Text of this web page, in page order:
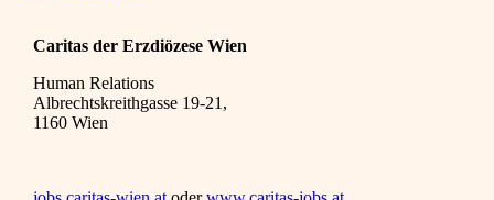
Caritas der Erzdiözese Wien
Human Relations
Albrechtskreithgasse 19-21,
1160 Wien